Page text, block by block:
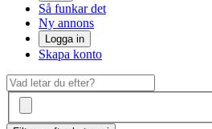
Så funkar det
Ny annons
Logga in
Skapa konto